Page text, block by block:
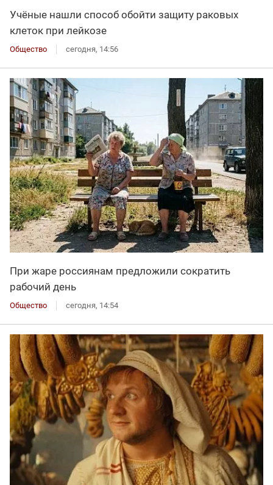
Учёные нашли способ обойти защиту раковых
клеток при лейкозе
Общество сегодня, 14:56
При жаре россиянам предложили сократить
рабочий день
Общество сегодня, 14:54